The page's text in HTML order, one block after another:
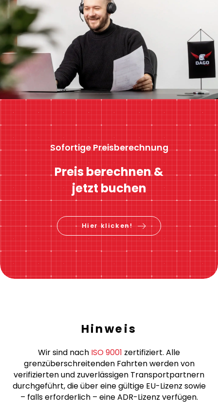
Sofortige Preisberechnung
Preis berechnen &
jetzt buchen
Hinweis
Wir sind nach ISO 9001zertifiziert. Alle